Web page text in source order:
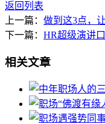
返回列表
上一篇： 做到这3点，
下一篇： HR超级演讲
相关文章